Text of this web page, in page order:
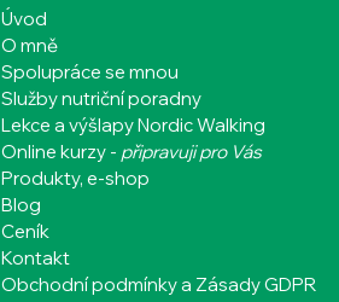
Úvod
O mně
Spolupráce se mnou
Služby nutriční poradny
Lekce a výšlapy Nordic Walking
Online kurzy - připravuji pro Vás
Produkty, e-shop
Blog
Ceník
Kontakt
Obchodní podmínky a Zásady GDPR